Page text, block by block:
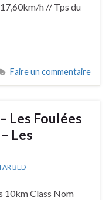
17,60km/h // Tps du
Faire un commentaire
Les Foulées
Les
BED
10km Class Nom